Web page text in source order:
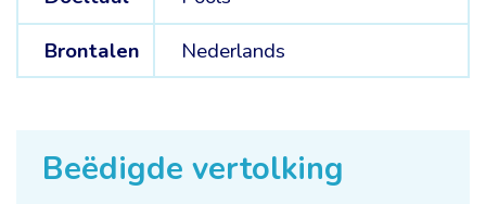
Brontalen
Nederlands
Beëdigde vertolking